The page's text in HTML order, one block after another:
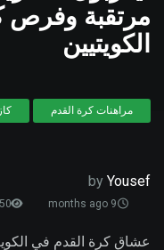
مرتقبة وفرص
الكويتيين
مراهنات كرة القدم
by Yousef
9 months ago
1050
عشاق كرة القدم في